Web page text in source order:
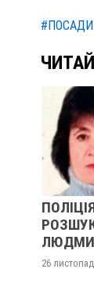
#ПОСАДИ
26